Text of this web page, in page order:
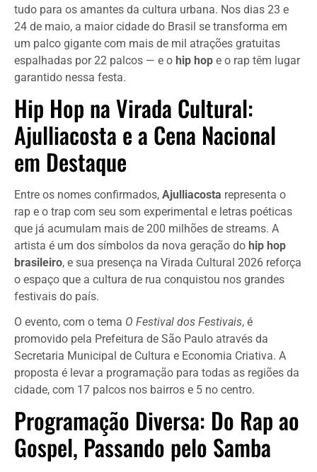
tudo para os amantes da cultura urbana. Nos dias 23 e
24 de maio, a maior cidade do Brasil se transforma em
um palco gigante com mais de mil atrações gratuitas
espalhadas por 22 palcos — e o hip hop e o rap têm lugar
garantido nessa festa.
Hip Hop na Virada Cultural:
Ajulliacosta e a Cena Nacional
em Destaque
Entre os nomes confirmados, Ajulliacosta representa o
rap e o trap com seu som experimental e letras poéticas
que já acumulam mais de 200 milhões de streams. A
artista é um dos símbolos da nova geração do hip hop
brasileiro, e sua presença na Virada Cultural 2026 reforça
o espaço que a cultura de rua conquistou nos grandes
festivais do país.
O evento, com o tema O Festival dos Festivais, é
promovido pela Prefeitura de São Paulo através da
Secretaria Municipal de Cultura e Economia Criativa. A
proposta é levar a programação para todas as regiões da
cidade, com 17 palcos nos bairros e 5 no centro.
Programação Diversa: Do Rap ao
Gospel, Passando pelo Samba